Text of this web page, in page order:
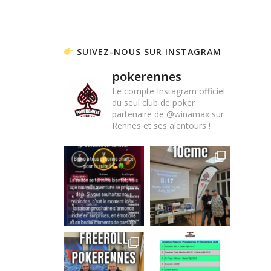
SUIVEZ-NOUS SUR INSTAGRAM
pokerennes
Le compte Instagram officiel
du seul club de poker
partenaire de @winamax sur
Rennes et ses alentours !